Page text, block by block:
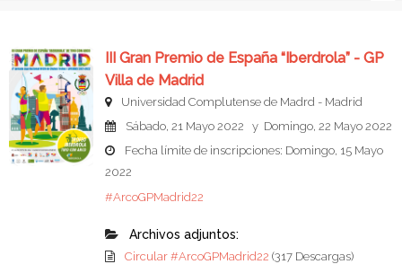
III Gran Premio de España “Iberdrola” - GP
Villa de Madrid
Universidad Complutense de Madrd - Madrid
Sábado, 21 Mayo 2022 y Domingo, 22 Mayo 2022
Fecha límite de inscripciones: Domingo, 15 Mayo
2022
#ArcoGPMadrid22
Archivos adjuntos:
Circular #ArcoGPMadrid22 (317 Descargas)